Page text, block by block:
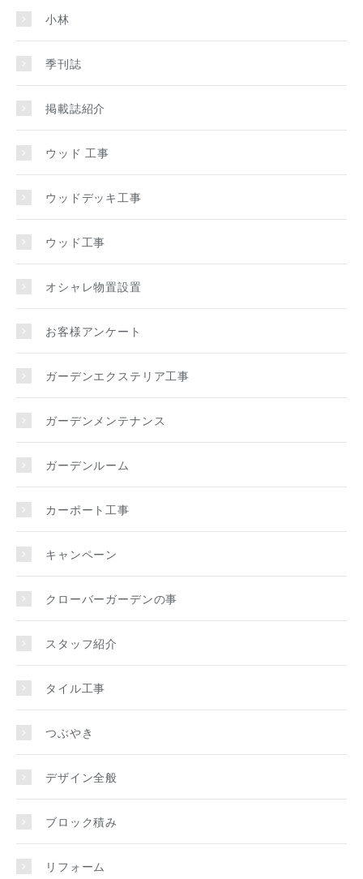
小林
季刊誌
掲載誌紹介
ウッド 工事
ウッドデッキ工事
ウッド工事
オシャレ物置設置
お客様アンケート
ガーデンエクステリア工事
ガーデンメンテナンス
ガーデンルーム
カーポート工事
キャンペーン
クローバーガーデンの事
スタッフ紹介
タイル工事
つぶやき
デザイン全般
ブロック積み
リフォーム